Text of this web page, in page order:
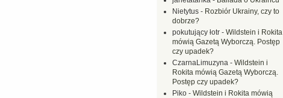
Nietytus - Rozbiór Ukrainy, czy to
dobrze?
pokutujący łotr - Wildstein i Rokita
mówią Gazetą Wyborczą. Postęp
czy upadek?
CzarnaLimuzyna - Wildstein i
Rokita mówią Gazetą Wyborczą.
Postęp czy upadek?
Piko - Wildstein i Rokita mówią